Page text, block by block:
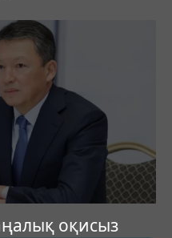
оқисыз